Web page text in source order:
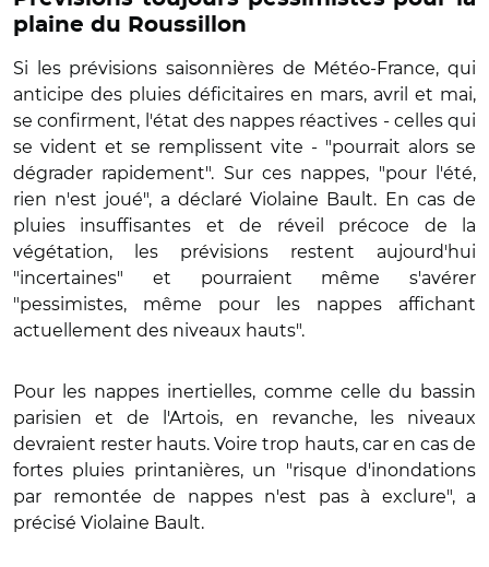
plaine du Roussillon
Si les prévisions saisonnières de Météo-France, qui
anticipe des pluies déficitaires en mars, avril et mai,
se confirment, l'état des nappes réactives - celles qui
se vident et se remplissent vite - "pourrait alors se
dégrader rapidement". Sur ces nappes, "pour l'été,
rien n'est joué", a déclaré Violaine Bault. En cas de
pluies insuffisantes et de réveil précoce de la
végétation, les prévisions restent aujourd'hui
"incertaines" et pourraient même s'avérer
"pessimistes, même pour les nappes affichant
actuellement des niveaux hauts".
Pour les nappes inertielles, comme celle du bassin
parisien et de l'Artois, en revanche, les niveaux
devraient rester hauts. Voire trop hauts, car en cas de
fortes pluies printanières, un "risque d'inondations
par remontée de nappes n'est pas à exclure", a
précisé Violaine Bault.